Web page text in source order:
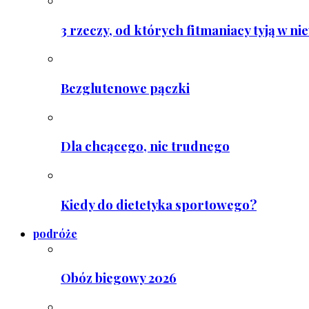
3 rzeczy, od których fitmaniacy tyją w
Bezglutenowe pączki
Dla chcącego, nic trudnego
Kiedy do dietetyka sportowego?
podróże
Obóz biegowy 2026